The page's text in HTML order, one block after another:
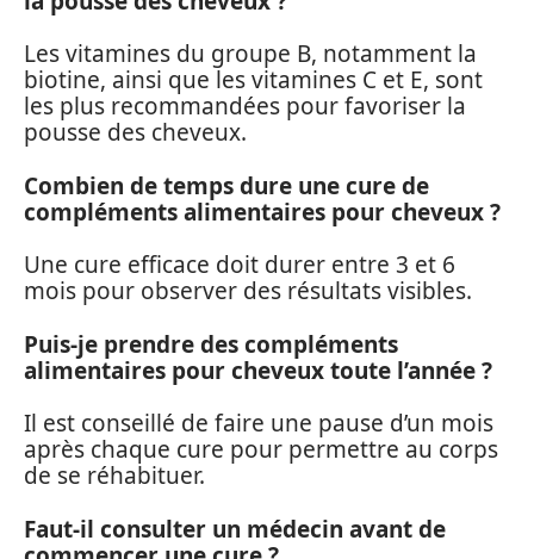
Les vitamines du groupe B, notamment la
biotine, ainsi que les vitamines C et E, sont
les plus recommandées pour favoriser la
pousse des cheveux.
Combien de temps dure une cure de
compléments alimentaires pour cheveux ?
Une cure efficace doit durer entre 3 et 6
mois pour observer des résultats visibles.
Puis-je prendre des compléments
alimentaires pour cheveux toute l’année ?
Il est conseillé de faire une pause d’un mois
après chaque cure pour permettre au corps
de se réhabituer.
Faut-il consulter un médecin avant de